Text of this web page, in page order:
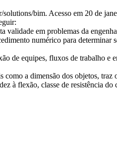
bim. Acesso em 20 de
validade em problemas da
numérico para determinar
de equipes, fluxos de trabalho e
a dimensão dos objetos, traz
à flexão, classe de resistência do